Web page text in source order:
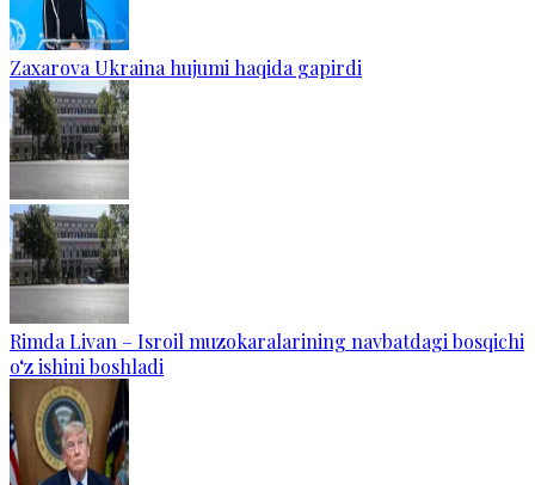
Zaxarova Ukraina hujumi haqida gapirdi
Rimda Livan – Isroil muzokaralarining navbatdagi bosqichi
o‘z ishini boshladi